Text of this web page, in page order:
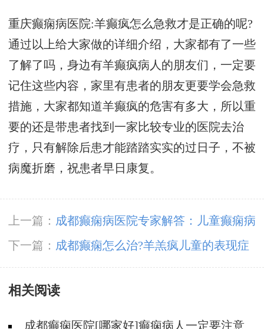
重庆癫痫病医院:羊癫疯怎么急救才是正确的呢?
通过以上给大家做的详细介绍，大家都有了一些
了解了吗，身边有羊癫疯病人的朋友们，一定要
记住这些内容，家里有患者的朋友更要学会急救
措施，大家都知道羊癫疯的危害有多大，所以重
要的还是带患者找到一家比较专业的医院去治
疗，只有解除后患才能踏踏实实的过日子，不被
病魔折磨，祝患者早日康复。
上一篇： 成都癫痫病医院专家解答：儿童癫痫病
怎么治疗好?
下一篇： 成都癫痫怎么治?羊羔疯儿童的表现症
状?
相关阅读
成都癫痫医院[哪家好]癫痫病人一定要注意